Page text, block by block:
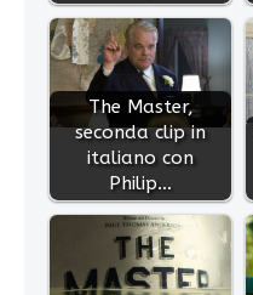
The Master,
seconda clip in
italiano con
Philip…